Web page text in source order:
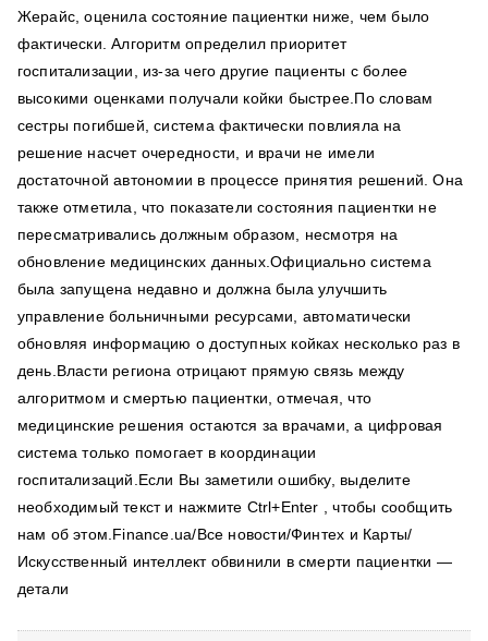
Жерайс, оценила состояние пациентки ниже, чем было
фактически. Алгоритм определил приоритет
госпитализации, из-за чего другие пациенты с более
высокими оценками получали койки быстрее.По словам
сестры погибшей, система фактически повлияла на
решение насчет очередности, и врачи не имели
достаточной автономии в процессе принятия решений. Она
также отметила, что показатели состояния пациентки не
пересматривались должным образом, несмотря на
обновление медицинских данных.Официально система
была запущена недавно и должна была улучшить
управление больничными ресурсами, автоматически
обновляя информацию о доступных койках несколько раз в
день.Власти региона отрицают прямую связь между
алгоритмом и смертью пациентки, отмечая, что
медицинские решения остаются за врачами, а цифровая
система только помогает в координации
госпитализаций.Если Вы заметили ошибку, выделите
необходимый текст и нажмите Ctrl+Enter , чтобы сообщить
нам об этом.Finance.ua/Все новости/Финтех и Карты/
Искусственный интеллект обвинили в смерти пациентки —
детали